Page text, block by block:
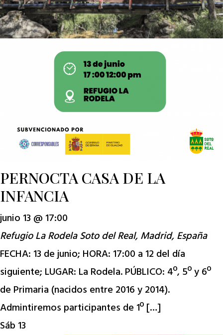
PERNOCTA CASA DE LA
INFANCIA
junio 13 @ 17:00
Refugio La RodelaSoto del Real, Madrid, España
FECHA: 13 de junio; HORA: 17:00 a 12 del día
siguiente; LUGAR: La Rodela. PÚBLICO: 4º, 5º y 6º
de Primaria (nacidos entre 2016 y 2014).
Admintiremos participantes de 1º […]
Sáb 13